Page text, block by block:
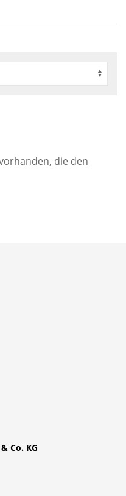
die den
Co. KG